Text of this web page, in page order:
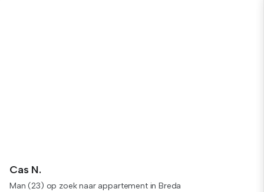
Cas N.
Man (23) op zoek naar appartement in Breda